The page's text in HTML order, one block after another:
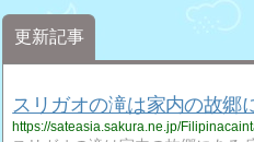
更新記事
スリガオの滝は家内の故郷
https://sateasia.sakura.ne.jp/